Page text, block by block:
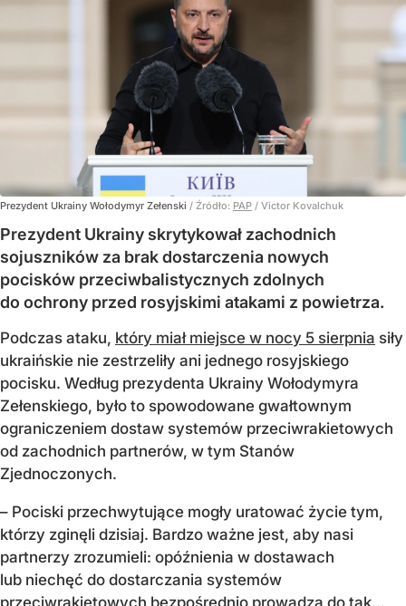
Prezydent Ukrainy Wołodymyr Zełenski / Źródło: PAP / Victor Kovalchuk
Prezydent Ukrainy skrytykował zachodnich
sojuszników za brak dostarczenia nowych
pocisków przeciwbalistycznych zdolnych
do ochrony przed rosyjskimi atakami z powietrza.
Podczas ataku, który miał miejsce w nocy 5 sierpnia siły
ukraińskie nie zestrzeliły ani jednego rosyjskiego
pocisku. Według prezydenta Ukrainy Wołodymyra
Zełenskiego, było to spowodowane gwałtownym
ograniczeniem dostaw systemów przeciwrakietowych
od zachodnich partnerów, w tym Stanów
Zjednoczonych.
– Pociski przechwytujące mogły uratować życie tym,
którzy zginęli dzisiaj. Bardzo ważne jest, aby nasi
partnerzy zrozumieli: opóźnienia w dostawach
lub niechęć do dostarczania systemów
przeciwrakietowych bezpośrednio prowadzą do tak...